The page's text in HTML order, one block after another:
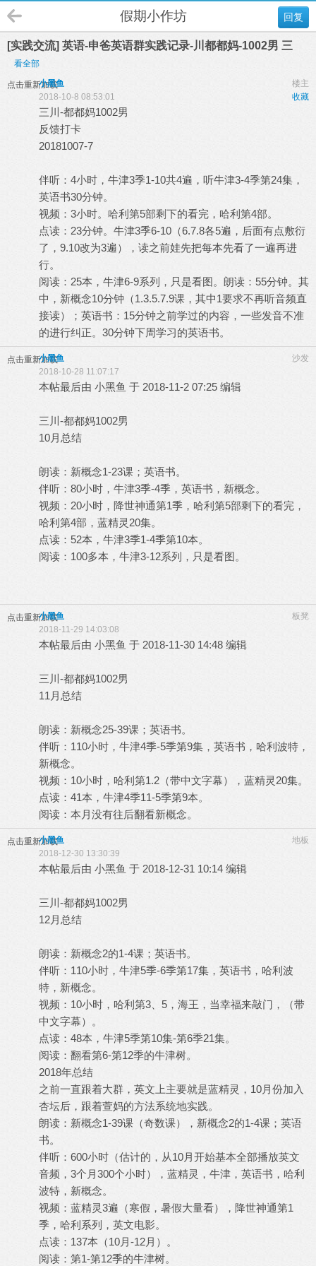
回复
假期小作坊
[实践交流] 英语-申爸英语群实践记录-川都都妈-1002男 三
看全部
点击重新加载 楼主
小黑鱼
收藏
2018-10-8 08:53:01
三川-都都妈1002男
反馈打卡
20181007-7
伴听：4小时，牛津3季1-10共4遍，听牛津3-4季第24集，
英语书30分钟。
视频：3小时。哈利第5部剩下的看完，哈利第4部。
点读：23分钟。牛津3季6-10（6.7.8各5遍，后面有点敷衍
了，9.10改为3遍），读之前娃先把每本先看了一遍再进
行。
阅读：25本，牛津6-9系列，只是看图。朗读：55分钟。其
中，新概念10分钟（1.3.5.7.9课，其中1要求不再听音频直
接读）；英语书：15分钟之前学过的内容，一些发音不准
的进行纠正。30分钟下周学习的英语书。
点击重新加载 沙发
小黑鱼
2018-10-28 11:07:17
本帖最后由 小黑鱼 于 2018-11-2 07:25 编辑
三川-都都妈1002男
10月总结
朗读：新概念1-23课；英语书。
伴听：80小时，牛津3季-4季，英语书，新概念。
视频：20小时，降世神通第1季，哈利第5部剩下的看完，
哈利第4部，蓝精灵20集。
点读：52本，牛津3季1-4季第10本。
阅读：100多本，牛津3-12系列，只是看图。
点击重新加载 板凳
小黑鱼
2018-11-29 14:03:08
本帖最后由 小黑鱼 于 2018-11-30 14:48 编辑
三川-都都妈1002男
11月总结
朗读：新概念25-39课；英语书。
伴听：110小时，牛津4季-5季第9集，英语书，哈利波特，
新概念。
视频：10小时，哈利第1.2（带中文字幕），蓝精灵20集。
点读：41本，牛津4季11-5季第9本。
阅读：本月没有往后翻看新概念。
点击重新加载 地板
小黑鱼
2018-12-30 13:30:39
本帖最后由 小黑鱼 于 2018-12-31 10:14 编辑
三川-都都妈1002男
12月总结
朗读：新概念2的1-4课；英语书。
伴听：110小时，牛津5季-6季第17集，英语书，哈利波
特，新概念。
视频：10小时，哈利第3、5，海王，当幸福来敲门，（带
中文字幕）。
点读：48本，牛津5季第10集-第6季21集。
阅读：翻看第6-第12季的牛津树。
2018年总结
之前一直跟着大群，英文上主要就是蓝精灵，10月份加入
杏坛后，跟着萱妈的方法系统地实践。
朗读：新概念1-39课（奇数课），新概念2的1-4课；英语
书。
伴听：600小时（估计的，从10月开始基本全部播放英文
音频，3个月300个小时），蓝精灵，牛津，英语书，哈利
波特，新概念。
视频：蓝精灵3遍（寒假，暑假大量看），降世神通第1
季，哈利系列，英文电影。
点读：137本（10月-12月）。
阅读：第1-第12季的牛津树。